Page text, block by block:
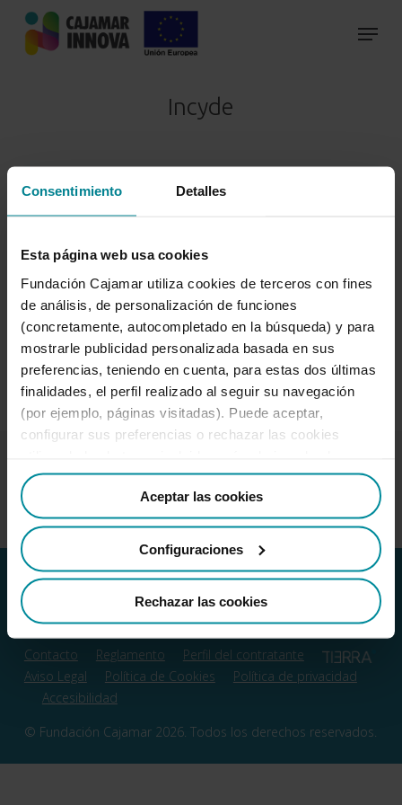
Consentimiento Detalles
Esta página web usa cookies
Fundación Cajamar utiliza cookies de terceros con fines
de análisis, de personalización de funciones
(concretamente, autocompletado en la búsqueda) y para
mostrarle publicidad personalizada basada en sus
preferencias, teniendo en cuenta, para estas dos últimas
finalidades, el perfil realizado al seguir su navegación
(por ejemplo, páginas visitadas). Puede aceptar,
configurar sus preferencias o rechazar las cookies
“Detalles”. También puede obtener más información, así
como cambiar el consentimiento en cualquier momento
desde nuestraPolítica de Cookies.
Aceptar las cookies
Configuraciones
Rechazar las cookies
Skip
Incyde
Cámara Fundación Incyde
Ver más
Contacto Reglamento
Perfil del contratante
Aviso Legal
Política de Cookies
Política de privacidad
Accesibilidad
© Fundación Cajamar 2026. Todos los derechos reservados.